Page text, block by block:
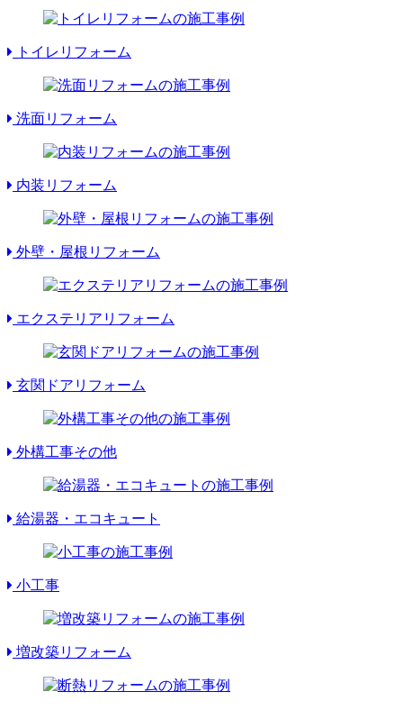
トイレリフォーム
洗面リフォーム
内装リフォーム
外壁・屋根リフォーム
エクステリアリフォーム
玄関ドアリフォーム
外構工事その他
給湯器・エコキュート
小工事
増改築リフォーム